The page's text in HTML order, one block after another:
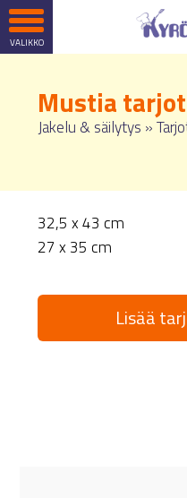
Mustia
Jakelu & säilytys »
32,5 x 43 cm
27 x 35 cm
Lisää